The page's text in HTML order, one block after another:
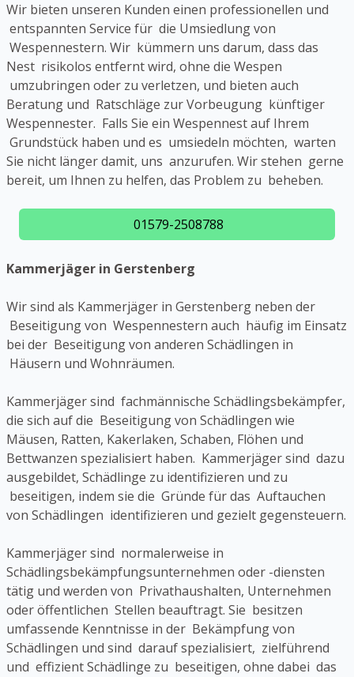
Wir bieten unseren Kunden einen professionellen und
entspannten Service für die Umsiedlung von
Wespennestern. Wir kümmern uns darum, dass das
Nest risikolos entfernt wird, ohne die Wespen
umzubringen oder zu verletzen, und bieten auch
Beratung und Ratschläge zur Vorbeugung künftiger
Wespennester. Falls Sie ein Wespennest auf Ihrem
Grundstück haben und es umsiedeln möchten, warten
Sie nicht länger damit, uns anzurufen. Wir stehen gerne
bereit, um Ihnen zu helfen, das Problem zu beheben.
01579-2508788
Kammerjäger in Gerstenberg
Wir sind als Kammerjäger in Gerstenberg neben der
Beseitigung von Wespennestern auch häufig im Einsatz
bei der Beseitigung von anderen Schädlingen in
Häusern und Wohnräumen.
Kammerjäger sind fachmännische Schädlingsbekämpfer,
die sich auf die Beseitigung von Schädlingen wie
Mäusen, Ratten, Kakerlaken, Schaben, Flöhen und
Bettwanzen spezialisiert haben. Kammerjäger sind dazu
ausgebildet, Schädlinge zu identifizieren und zu
beseitigen, indem sie die Gründe für das Auftauchen
von Schädlingen identifizieren und gezielt gegensteuern.
Kammerjäger sind normalerweise in
Schädlingsbekämpfungsunternehmen oder -diensten
tätig und werden von Privathaushalten, Unternehmen
oder öffentlichen Stellen beauftragt. Sie besitzen
umfassende Kenntnisse in der Bekämpfung von
Schädlingen und sind darauf spezialisiert, zielführend
und effizient Schädlinge zu beseitigen, ohne dabei das